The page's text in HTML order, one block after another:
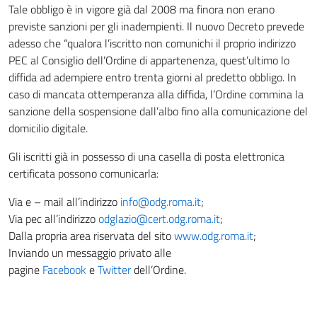
Tale obbligo è in vigore già dal 2008 ma finora non erano
previste sanzioni per gli inadempienti. Il nuovo Decreto prevede
adesso che “qualora l’iscritto non comunichi il proprio indirizzo
PEC al Consiglio dell’Ordine di appartenenza, quest’ultimo lo
diffida ad adempiere entro trenta giorni al predetto obbligo. In
caso di mancata ottemperanza alla diffida, l’Ordine commina la
sanzione della sospensione dall’albo fino alla comunicazione del
domicilio digitale.
Gli iscritti già in possesso di una casella di posta elettronica
certificata possono comunicarla:
Via e – mail all’indirizzo info@odg.roma.it;
Via pec all’indirizzoodglazio@cert.odg.roma.it;
Dalla propria area riservata del sitowww.odg.roma.it;
Inviando un messaggio privato alle
pagine Facebook eTwitterdell’Ordine.